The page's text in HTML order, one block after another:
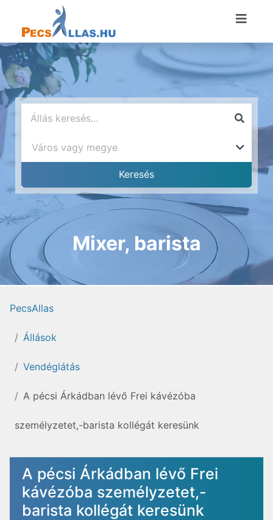
Mixer, barista
PecsAllas
Állások
Vendéglátás
A pécsi Árkádban lévő Frei kávézóba
személyzetet,-barista kollégát keresünk
A pécsi Árkádban lévő Frei
kávézóba személyzetet,-
barista kollégát keresünk